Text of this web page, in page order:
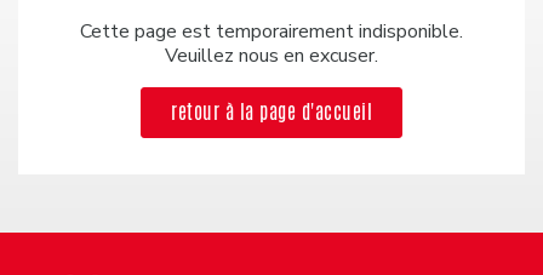
Cette page est temporairement indisponible.
Veuillez nous en excuser.
retour à la page d'accueil